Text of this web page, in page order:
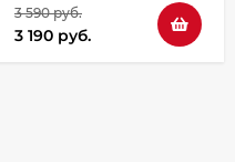
3 590 руб.
3 190 руб.